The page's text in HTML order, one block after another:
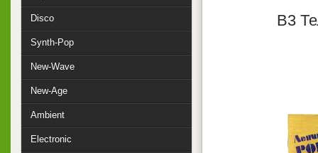
B3
Disco
Synth-Pop
New-Wave
New-Age
Ambient
Electronic